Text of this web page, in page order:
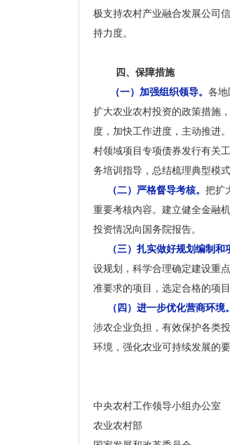
极支持农村产业融合发展公司
持力度。
四、保障措施
（一）加强组织领导。 各地
扩大农业农村投资的政策措施
度，加快工作进度，主动推进
村领域项目专项债券发行有关
务培训指导，总结梳理典型模
（二）严格督导考核。 把扩
重要考核内容。建立健全金融
投资情况向国务院报告。
（三）扎实做好规划编制和
设规划，科学合理确定建设重
准要求的项目，选定合格的项
（四）进一步优化营商环境。
涉农企业负担，有效保护各类
环境，强化农业可持续发展的
中央农村工作领导小组办公室
农业农村部